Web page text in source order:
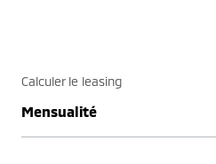
Calculer le leasing
Mensualité